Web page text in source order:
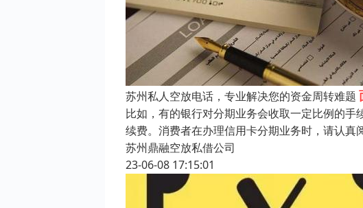
苏州私人空放电话，专业解决您的资金周转难题
比如，有的银行对分期业务会收取一定比例的
续费。消费者在办理信用卡分期业务时，请认
苏州鼎融空放私借公司
23-06-08 17:15:01